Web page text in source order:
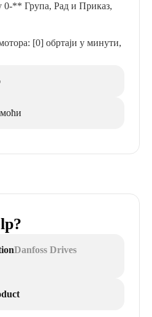
0-** Група, Рад и Приказ,
[0] обртаји у минути,
Danfoss Drives